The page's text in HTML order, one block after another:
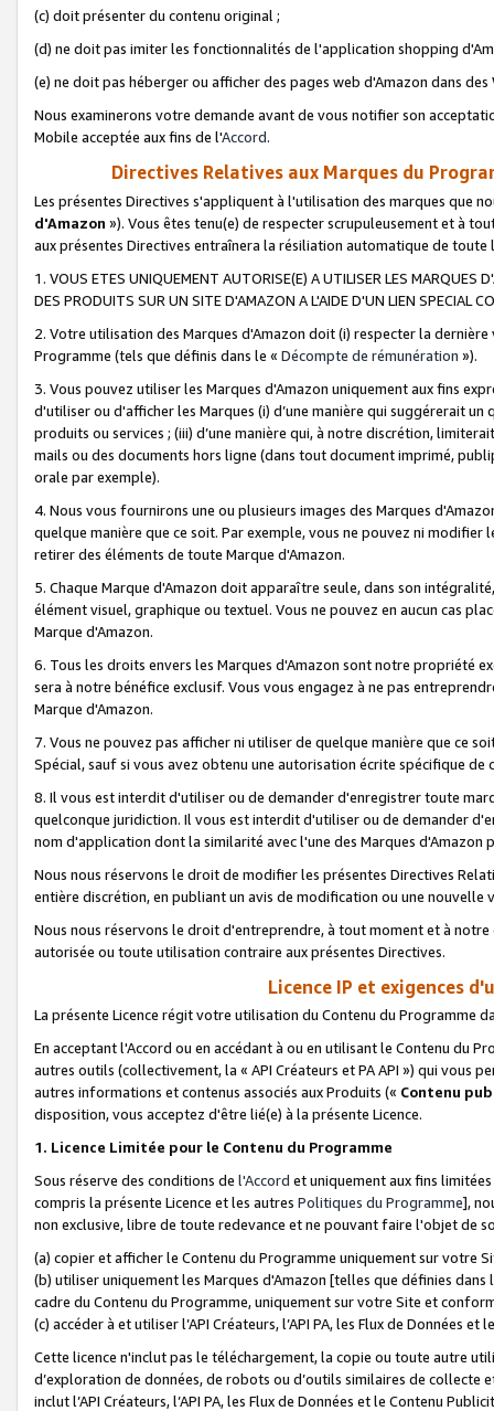
(c) doit présenter du contenu original ;
(d) ne doit pas imiter les fonctionnalités de l'application shopping
(e) ne doit pas héberger ou afficher des pages web d'Amazon dans
Nous examinerons votre demande avant de vous notifier son
Mobile acceptée aux fins de l'Accord.
Directives Relatives aux Marques du
Les présentes Directives s'appliquent à l'utilisation des marques que
d'Amazon »). Vous êtes tenu(e) de respecter scrupuleusement et à
aux présentes Directives entraînera la résiliation automatique de
1. VOUS ETES UNIQUEMENT AUTORISE(E) A UTILISER LES MARQUES
DES PRODUITS SUR UN SITE D'AMAZON A L'AIDE D'UN LIEN SPECIAL
2. Votre utilisation des Marques d'Amazon doit (i) respecter la
Programme (tels que définis dans le « Décompte de rémunération »).
3. Vous pouvez utiliser les Marques d'Amazon uniquement aux fins
d'utiliser ou d'afficher les Marques (i) d’une manière qui suggérerait
produits ou services ; (iii) d’une manière qui, à notre discrétion,
mails ou des documents hors ligne (dans tout document imprimé,
orale par exemple).
4. Nous vous fournirons une ou plusieurs images des Marques
quelque manière que ce soit. Par exemple, vous ne pouvez ni
retirer des éléments de toute Marque d'Amazon.
5. Chaque Marque d'Amazon doit apparaître seule, dans son
élément visuel, graphique ou textuel. Vous ne pouvez en aucun cas
Marque d'Amazon.
6. Tous les droits envers les Marques d'Amazon sont notre propriété
sera à notre bénéfice exclusif. Vous vous engagez à ne pas
Marque d'Amazon.
7. Vous ne pouvez pas afficher ni utiliser de quelque manière que ce
Spécial, sauf si vous avez obtenu une autorisation écrite spécifique de
8. Il vous est interdit d'utiliser ou de demander d'enregistrer toute
quelconque juridiction. Il vous est interdit d'utiliser ou de demander
nom d'application dont la similarité avec l'une des Marques
Nous nous réservons le droit de modifier les présentes Directives
entière discrétion, en publiant un avis de modification ou une nouvelle
Nous nous réservons le droit d'entreprendre, à tout moment et à
autorisée ou toute utilisation contraire aux présentes Directives.
Licence IP et exigences
La présente Licence régit votre utilisation du Contenu du Programme
En acceptant l'Accord ou en accédant à ou en utilisant le Contenu du
autres outils (collectivement, la « API Créateurs et PA API ») qui vous
autres informations et contenus associés aux Produits (« Contenu
disposition, vous acceptez d'être lié(e) à la présente Licence.
1. Licence Limitée pour le Contenu du Programme
Sous réserve des conditions de l'Accord et uniquement aux fins
compris la présente Licence et les autres Politiques du Programme],
non exclusive, libre de toute redevance et ne pouvant faire l'objet de
(a) copier et afficher le Contenu du Programme uniquement sur votre
(b) utiliser uniquement les Marques d'Amazon [telles que définies dans
cadre du Contenu du Programme, uniquement sur votre Site et
(c) accéder à et utiliser l’API Créateurs, l’API PA, les Flux de Données
Cette licence n'inclut pas le téléchargement, la copie ou toute autre
d’exploration de données, de robots ou d’outils similaires de
inclut l’API Créateurs, l’API PA, les Flux de Données et le Contenu